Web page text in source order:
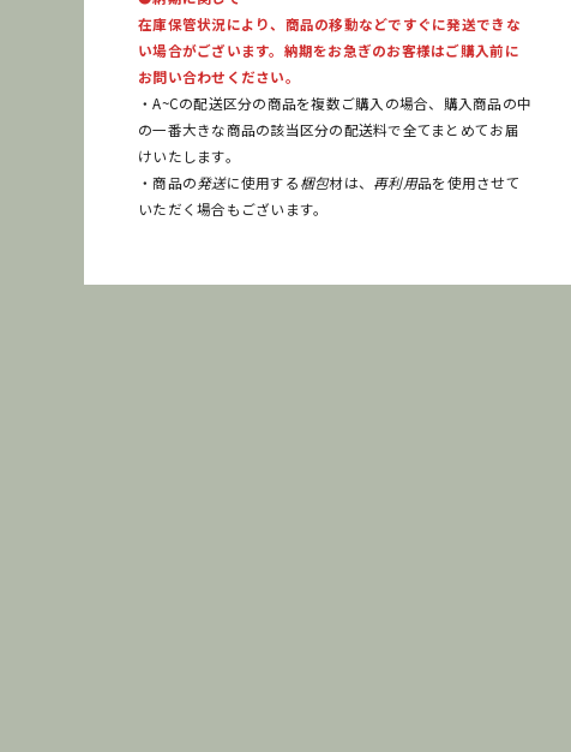
在庫保管状況により、商品の移動などですぐに発送できな
い場合がございます。納期をお急ぎのお客様はご購入前に
お問い合わせください。
・A~Cの配送区分の商品を複数ご購入の場合、購入商品の中
の一番大きな商品の該当区分の配送料で全てまとめてお届
けいたします。
・商品の発送に使用する梱包材は、 再利用品を使用させて
いただく場合もございます。